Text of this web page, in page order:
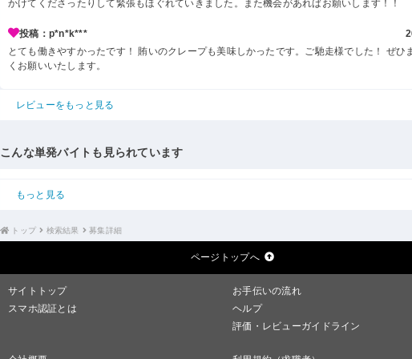
かけてくださったりして緊張もほぐれていきました。また機会があればお願いします！！
投稿：p*n*k***
とても働きやすかったです！ 賄いのクレープも美味しかったです。ご馳走様でした！ ぜひ
くお願いいたします。
レビューをもっと見る
こんな単発バイトも見られています
もっと見る
トップ 検索結果 募集詳細
ページトップへ
サイトトップ
お手伝いの流れ
スマホ認証とは
ヘルプ
評価・レビューガイドライン